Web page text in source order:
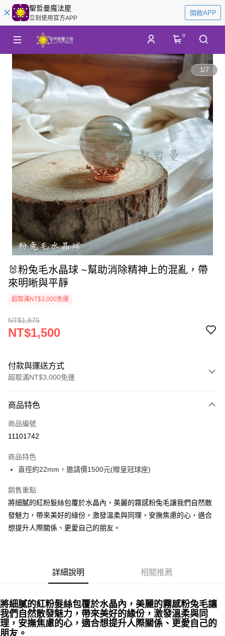
聖哲曼魔法屋
立刻使用官方APP
開啟APP
0
1/7
🐰粉兔毛水晶球 ~幫助消除精神上的混亂，帶
來明晰與平靜
超取滿NT$3,000免運
NT$1,875
NT$1,500
付款與運送方式
超取滿NT$3,000免運
信用卡一次付款
超商取貨付款
Apple Pay
街口支付
悠遊付
ATM付款
每筆NT$80，滿NT$3,000(含以上)免運費
每筆NT$80，滿NT$3,000(含以上)免運費
賣家宅配幫您送（台灣）
商品特色
商品編號
11101742
商品特色
直徑約22mm，邀請價1500元(贈皇冠球座)
銷售重點
將細膩的紅粉髮絲包覆於水晶內，美麗的霧感粉兔毛讓我們自然散
發魅力，帶來美好的緣份，激發溫柔與同理，安撫焦慮的心，適合
想提升人際關係、更愛自己的朋友。
詳細說明 相關推薦
將細膩的紅粉髮絲包覆於水晶內，美麗的霧感粉兔毛讓
我們自然散發魅力，帶來美好的緣份，激發溫柔與同
理，安撫焦慮的心，適合想提升人際關係、更愛自己的
朋友。